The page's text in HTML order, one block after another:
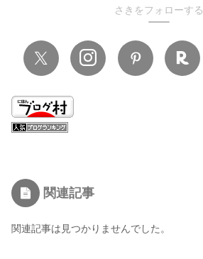
さきをフォローする
関連記事
関連記事は見つかりませんでした。